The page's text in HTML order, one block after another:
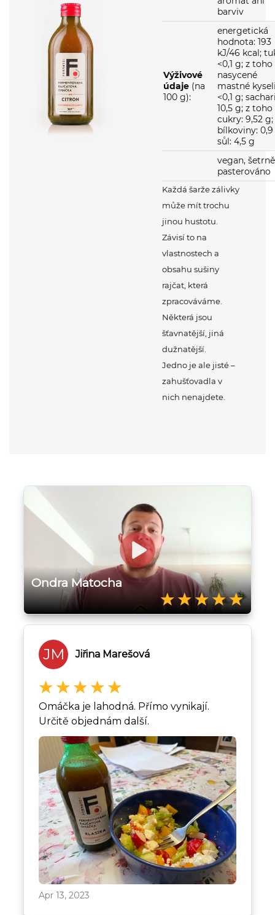
100 g):
energetická
hodnota: 193
kJ/46 kcal;
<0,1 g; z toho
nasycené
mastné
<0,1 g;
10,5 g; z toho
cukry: 9,52 g;
bílkoviny: 0,9
sůl: 4,5 g
vegan, šetrně
pasterováno
Každá šarže zálivky
může mít trochu
jinou hustotu.